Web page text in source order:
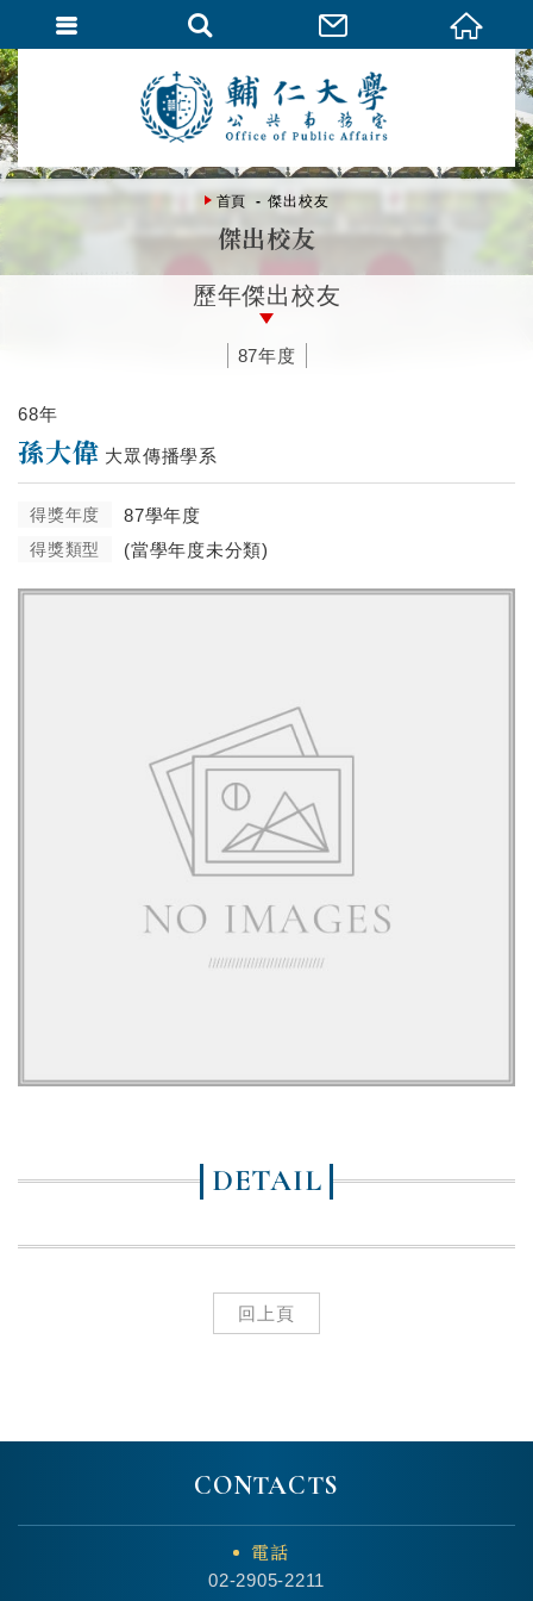
首頁 傑出校友
傑出校友
歷年傑出校友
87年度
68年
孫大偉 大眾傳播學系
得獎年度 87學年度
得獎類型 (當學年度未分類)
DETAIL
回上頁
CONTACTS
電話
02-2905-2211